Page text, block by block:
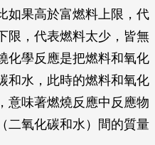
如果高於富燃料上限，代
限，代表燃料太少，皆無
化學反應是把燃料和氧化
和水，此時的燃料和氧化
意味著燃燒反應中反應物
二氧化碳和水）間的質量